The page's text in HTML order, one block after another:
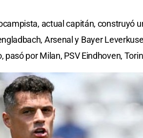
actual capitán, construyó
Arsenal y Bayer
pasó por Milan, PSV Eindhoven,